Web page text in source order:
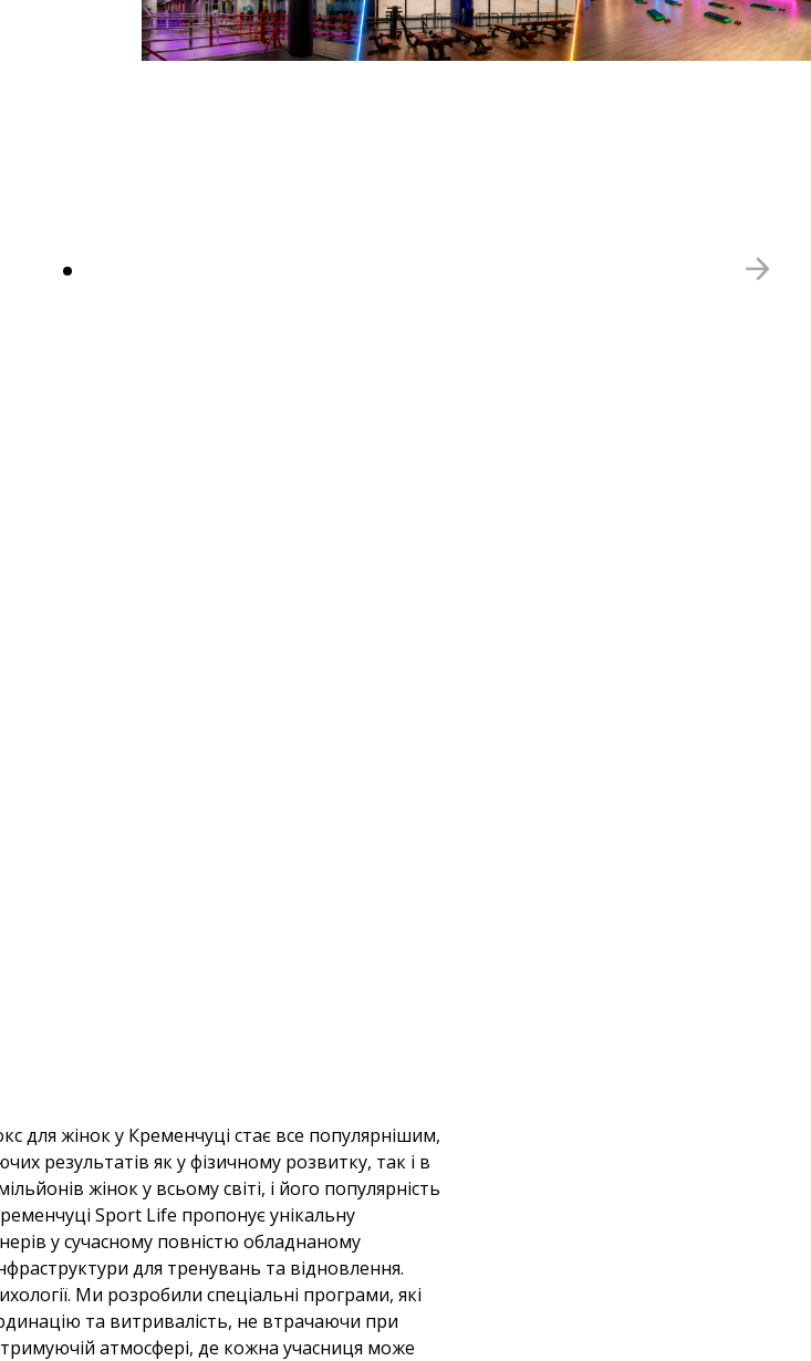
для жінок у Кременчуці стає все популярнішим,
результатів як у фізичному розвитку, так і в
жінок у всьому світі, і його популярність
Sport Life пропонує унікальну
у сучасному повністю обладнаному
для тренувань та відновлення.
Ми розробили спеціальні програми, які
та витривалість, не втрачаючи при
атмосфері, де кожна учасниця може